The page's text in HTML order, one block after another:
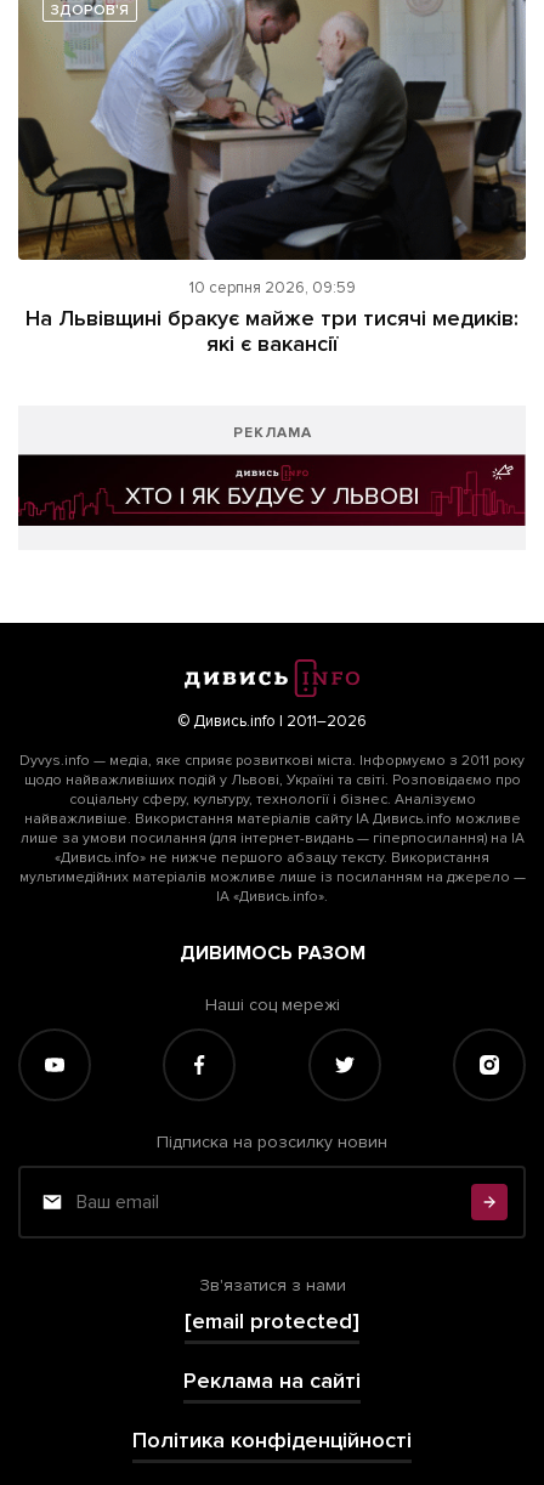
ЗДОРОВ'Я
10 серпня 2026, 09:59
На Львівщині бракує майже три тисячі медиків:
які є вакансії
РЕКЛАМА
© Дивись.info | 2011–2026
Dyvys.info — медіа, яке сприяє розвиткові міста. Інформуємо з 2011 року
щодо найважливіших подій у Львові, Україні та світі. Розповідаємо про
соціальну сферу, культуру, технології і бізнес. Аналізуємо
найважливіше. Використання матеріалів сайту ІА Дивись.info можливе
лише за умови посилання (для інтернет-видань — гіперпосилання) на ІА
«Дивись.info» не нижче першого абзацу тексту. Використання
мультимедійних матеріалів можливе лише із посиланням на джерело —
ІА «Дивись.info».
ДИВИМОСЬ РАЗОМ
Наші соц мережі
Підписка на розсилку новин
Зв'язатися з нами
[email protected]
Реклама на сайті
Політика конфіденційності